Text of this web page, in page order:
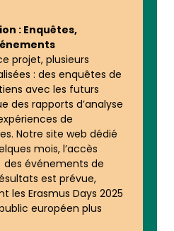
: Enquêtes,
projet, plusieurs
: des enquêtes de
avec les futurs
des rapports d’analyse
de
Notre site web dédié
mois, l’accès
événements de
est prévue,
Erasmus Days 2025
européen plus